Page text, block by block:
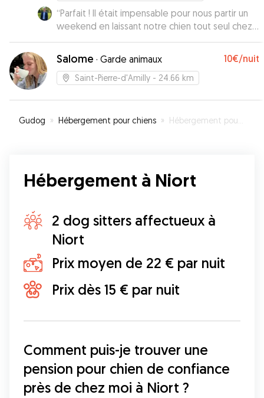
“Parfait ! Il était impensable pour nous partir un
weekend en laissant notre chien tout seul chez
nous. Aude et son conjoint ont accepté de
garder notre chienne chez eux. Elle a donc été
en très bonne compagnie promener,
chouchouter, câliner. Un grand merci à eux je les
Salome · Garde animaux 10€/nuit
Saint-Pierre-d'Amilly - 24.66 km
Gudog » Hébergement pour chiens » Hébergement pour votre chien à Niort
Hébergement à Niort
2 dog sitters affectueux à
Niort
Prix moyen de 22 € par nuit
Prix dès 15 € par nuit
Comment puis-je trouver une
pension pour chien de confiance
près de chez moi à Niort ?